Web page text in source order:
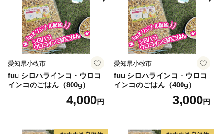
【ワンストップ特例申請書の提出期限等】
提出期限 令和8年1月10日（土）必着
送付先 〒519-0401 三重県度会郡玉城町世古501
可児市ふるさと納税ワンストップ受付セン
ター 宛
※可児市では、ワンストップ特例申請受付を外部委託し
ています。
愛知県小牧市
fuu シロハラインコ・ウロコ
インコのごはん（800g）
4,000円
愛知県小牧市
fuu シロハラインコ・ウロコ
インコのごはん（400g）
3,000円